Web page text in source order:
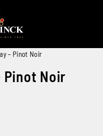
– Pinot Noir
Pinot Noir